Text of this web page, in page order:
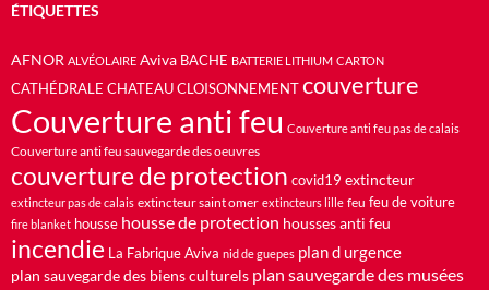
ÉTIQUETTES
AFNOR ALVÉOLAIRE Aviva BACHE BATTERIE LITHIUM CARTON
CATHÉDRALE CHATEAU CLOISONNEMENT couverture
Couverture anti feu Couverture anti feu pas de calais
Couverture anti feu sauvegarde des oeuvres
couverture de protection covid19 extincteur
extincteur pas de calais extincteur saint omer extincteurs lille feu feu de voiture
fire blanket housse housse de protection housses anti feu
incendie La Fabrique Aviva nid de guepes plan d urgence
plan sauvegarde des biens culturels plan sauvegarde des musées